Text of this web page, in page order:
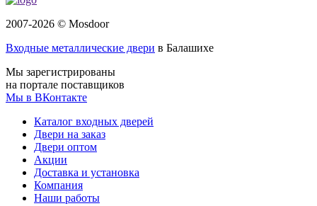
2007-2026 © Mosdoor
Входные металлические двери в Балашихе
Мы зарегистрированы
на портале поставщиков
Мы в ВКонтакте
Каталог входных дверей
Двери на заказ
Двери оптом
Акции
Доставка и установка
Компания
Наши работы